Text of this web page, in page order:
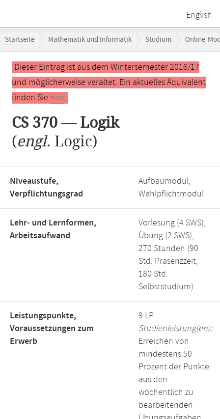
English
Navigation
Startseite Mathematik und Informatik Studium Online-
Hauptinhalt
Dieser Eintrag ist aus dem Wintersemester 2016/17
und möglicherweise veraltet. Ein aktuelles Äquivalent
finden Sie hier.
CS 370 — Logik
(engl. Logic)
Niveaustufe,
Verpflichtungsgrad
Aufbaumodul,
Wahlpflichtmodul
Lehr- und Lernformen,
Arbeitsaufwand
Vorlesung (4 SWS),
Übung (2 SWS),
270 Stunden (90
Std. Präsenzzeit,
180 Std.
Selbststudium)
Leistungspunkte,
Voraussetzungen zum
Erwerb
9 LP
Studienleistung(en):
Erreichen von
mindestens 50
Prozent der Punkte
aus den
wöchentlich zu
bearbeitenden